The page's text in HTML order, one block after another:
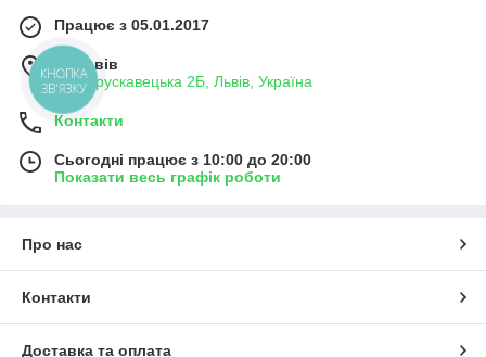
Працює з 05.01.2017
м. Львів
вул. Трускавецька 2Б, Львів, Україна
Контакти
Сьогодні працює з 10:00 до 20:00
Показати весь графік роботи
Про нас
Контакти
Доставка та оплата
КНОПКА
ЗВ'ЯЗКУ